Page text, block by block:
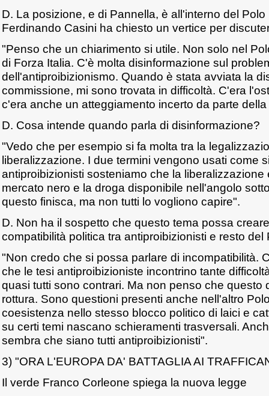
D. La posizione, e di Pannella, è all'interno del Polo
Ferdinando Casini ha chiesto un vertice per
"Penso che un chiarimento si utile. Non solo nel
di Forza Italia. C'è molta disinformazione sul
dell'antiproibizionismo. Quando è stata avviata la
commissione, mi sono trovata in difficoltà. C'era
c'era anche un atteggiamento incerto da parte
D. Cosa intende quando parla di disinformazione?
"Vedo che per esempio si fa molta tra la
liberalizzazione. I due termini vengono usati come
antiproibizionisti sosteniamo che la liberalizzazione
mercato nero e la droga disponibile nell'angolo
questo finisca, ma non tutti lo vogliono capire".
D. Non ha il sospetto che questo tema possa
compatibilità politica tra antiproibizionisti e resto del
"Non credo che si possa parlare di incompatibilità.
che le tesi antiproibizioniste incontrino tante
quasi tutti sono contrari. Ma non penso che questo
rottura. Sono questioni presenti anche nell'altro
coesistenza nello stesso blocco politico di laici e
su certi temi nascano schieramenti trasversali.
sembra che siano tutti antiproibizionisti".
3) "ORA L'EUROPA DA' BATTAGLIA AI
Il verde Franco Corleone spiega la nuova legge